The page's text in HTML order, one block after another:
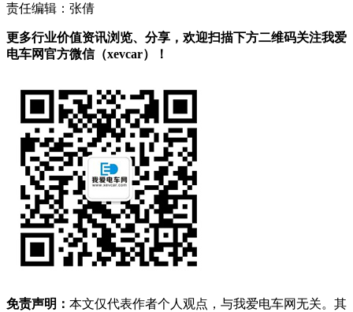
责任编辑：张倩
更多行业价值资讯浏览、分享，欢迎扫描下方二维码关注我爱
电车网官方微信（xevcar）！
免责声明： 本文仅代表作者个人观点，与我爱电车网无关。其